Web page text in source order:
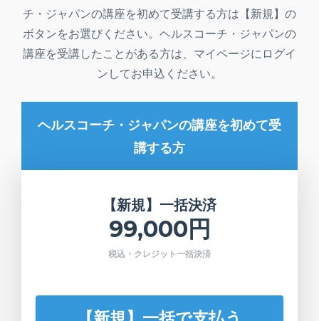
チ・ジャパンの講座を初めて受講する方は【新規】の
ボタンをお選びください。ヘルスコーチ・ジャパンの
講座を受講したことがある方は、マイページにログイ
ンしてお申込ください。
ヘルスコーチ・ジャパンの講座を初めて受
講する方
【新規】一括決済
99,000円
税込・クレジット一括決済